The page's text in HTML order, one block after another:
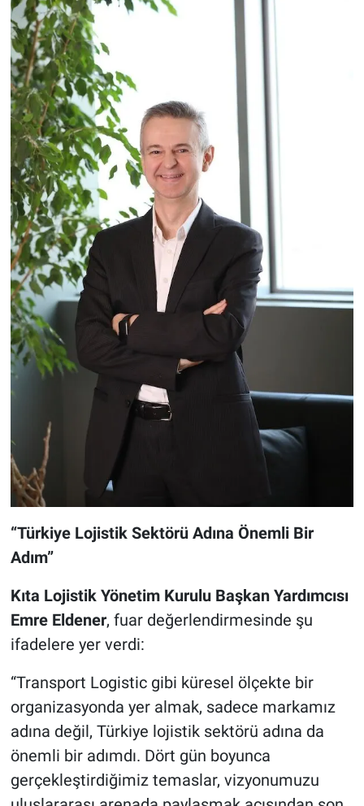
“Türkiye Lojistik Sektörü Adına Önemli Bir
Adım”
Kıta Lojistik Yönetim Kurulu Başkan Yardımcısı
Emre Eldener, fuar değerlendirmesinde şu
ifadelere yer verdi:
“Transport Logistic gibi küresel ölçekte bir
organizasyonda yer almak, sadece markamız
adına değil, Türkiye lojistik sektörü adına da
önemli bir adımdı. Dört gün boyunca
gerçekleştirdiğimiz temaslar, vizyonumuzu